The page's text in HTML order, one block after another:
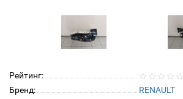
Рейтинг:
Бренд:
RENAULT